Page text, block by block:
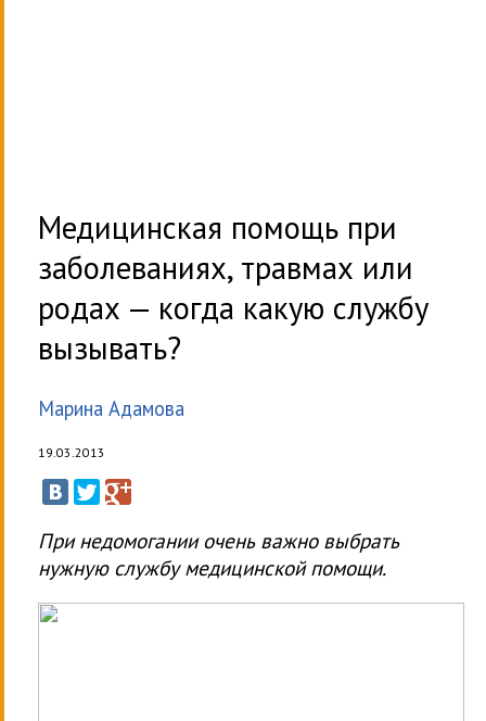
Медицинская помощь при
заболеваниях, травмах или
родах — когда какую службу
вызывать?
Марина Адамова
19.03.2013
При недомогании очень важно выбрать
нужную службу медицинской помощи.